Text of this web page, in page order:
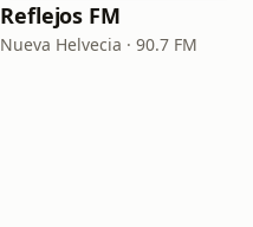
Reflejos FM
Nueva Helvecia · 90.7 FM